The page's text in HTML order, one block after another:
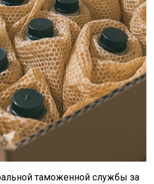
таможенной службы за